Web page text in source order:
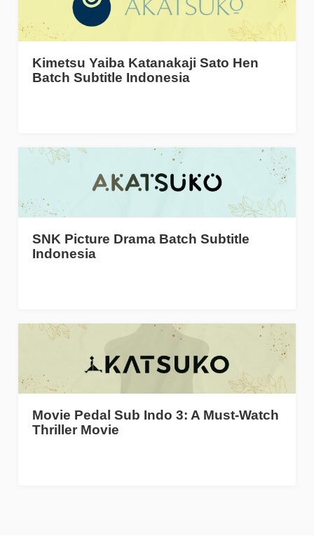
Kimetsu Yaiba Katanakaji Sato Hen
Batch Subtitle Indonesia
SNK Picture Drama Batch Subtitle
Indonesia
Movie Pedal Sub Indo 3: A Must-Watch
Thriller Movie